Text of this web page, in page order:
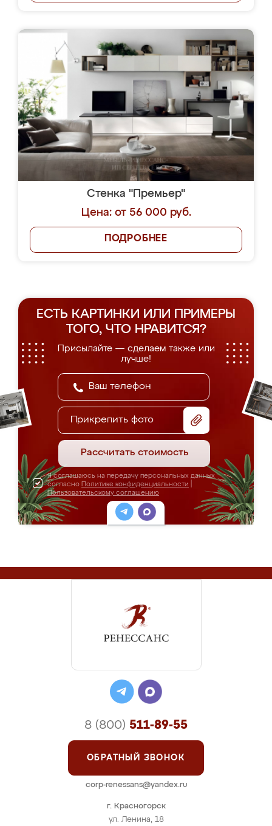
Стенка "Премьер"
Цена: от 56 000 руб.
ПОДРОБНЕЕ
ЕСТЬ КАРТИНКИ ИЛИ ПРИМЕРЫ
ТОГО, ЧТО НРАВИТСЯ?
Присылайте — сделаем также или
лучше!
Прикрепить фото
Рассчитать стоимость
Я соглашаюсь на передачу персональных данных
согласно Политике конфиденциальности
Пользовательскому соглашению
г. Красногорск
ул. Ленина, 18
8 (800) 511-89-55
ОБРАТНЫЙ ЗВОНОК
corp-renessans@yandex.ru